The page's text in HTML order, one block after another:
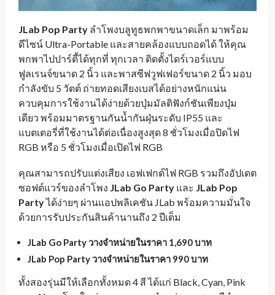
JLab Pop Party ลำโพงบลูทูธพกพาขนาดเล็ก มาพร้อม
ดีไซน์ Ultra-Portable และสายคล้องแบบถอดได้ ให้คุณ
พกพาไปปาร์ตี้ได้ทุกที่ ทุกเวลา ติดตั้งไดร์เวอร์แบบ
ฟูลเรนจ์ขนาด 2 นิ้ว และพาสซีฟวูฟเฟอร์ขนาด 2 นิ้ว มอบ
กำลังขับ 5 วัตต์ ถ่ายทอดเสียงเบสได้อย่างหนักแน่น
ควบคุมการใช้งานได้ง่ายด้วยปุ่มมัลติฟังก์ชันเพียงปุ่ม
เดียว พร้อมมาตรฐานกันน้ำกันฝุ่นระดับ IP55 และ
แบตเตอรี่ที่ใช้งานได้ต่อเนื่องสูงสุด 8 ชั่วโมงเมื่อปิดไฟ
RGB หรือ 5 ชั่วโมงเมื่อเปิดไฟ RGB
คุณสามารถปรับแต่งเสียง เอฟเฟกต์ไฟ RGB รวมถึงอัปเดต
ซอฟต์แวร์ของลำโพง JLab Go Party และ JLab Pop
Partyได้ง่ายๆ ผ่านแอปพลิเคชัน JLab พร้อมความมั่นใจ
ด้วยการรับประกันสินค้านานถึง 2 ปีเต็ม
JLab Go Party วางจำหน่ายในราคา 1,690 บาท
JLab Pop Party วางจำหน่ายในราคา 990 บาท
ทั้งสองรุ่นมีให้เลือกทั้งหมด 4 สี ได้แก่ Black, Cyan, Pink